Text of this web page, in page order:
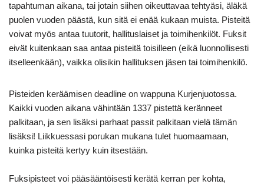
tapahtuman aikana, tai jotain siihen oikeuttavaa tehtyäsi, äläkä
puolen vuoden päästä, kun sitä ei enää kukaan muista. Pisteitä
voivat myös antaa tuutorit, hallituslaiset ja toimihenkilöt. Fuksit
eivät kuitenkaan saa antaa pisteitä toisilleen (eikä luonnollisesti
itselleenkään), vaikka olisikin hallituksen jäsen tai toimihenkilö.
Pisteiden keräämisen deadline on wappuna Kurjenjuotossa.
Kaikki vuoden aikana vähintään 1337 pistettä keränneet
palkitaan, ja sen lisäksi parhaat passit palkitaan vielä tämän
lisäksi! Liikkuessasi porukan mukana tulet huomaamaan,
kuinka pisteitä kertyy kuin itsestään.
Fuksipisteet voi pääsääntöisesti kerätä kerran per kohta,